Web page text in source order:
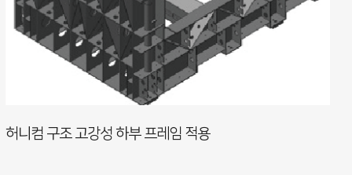
허니컴 구조 고강성 하부 프레임 적용